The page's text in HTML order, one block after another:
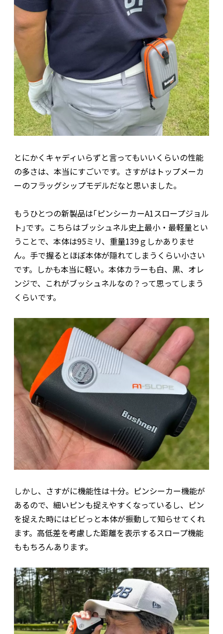
とにかくキャディいらずと言ってもいいくらいの性能
の多さは、本当にすごいです。さすがはトップメーカ
ーのフラッグシップモデルだなと思いました。
もうひとつの新製品は｢ピンシーカーA1スロープジョル
ト｣です。こちらはブッシュネル史上最小・最軽量とい
うことで、本体は95ミリ、重量139ｇしかありませ
ん。手で握るとほぼ本体が隠れてしまうくらい小さい
です。しかも本当に軽い。本体カラーも白、黒、オレ
ンジで、これがブッシュネルなの？って思ってしまう
くらいです。
しかし、さすがに機能性は十分。ピンシーカー機能が
あるので、細いピンも捉えやすくなっているし、ピン
を捉えた時にはビビっと本体が振動して知らせてくれ
ます。高低差を考慮した距離を表示するスロープ機能
ももちろんあります。